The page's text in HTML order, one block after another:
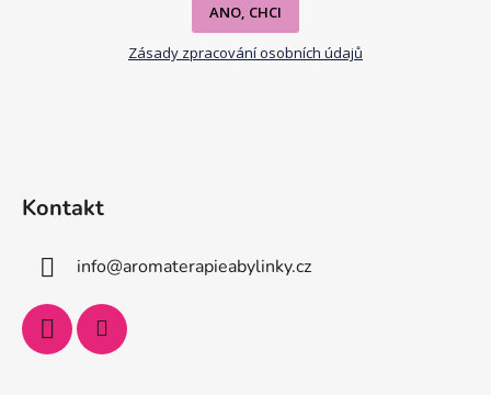
ANO, CHCI
Zásady zpracování osobních údajů
Kontakt
info@aromaterapieabylinky.cz